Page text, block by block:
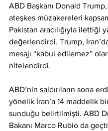
ABD Başkanı Donald Trump,
ateşkes müzakereleri
Pakistan aracılığıyla ilettiği
değerlendirdi. Trump,
mesajı “kabul edilemez”
nitelendirdi.
ABD’nin saldırıların sona
yönelik İran’a 14 maddelik
sunduğu belirtilmişti. ABD
Bakanı Marco Rubio da